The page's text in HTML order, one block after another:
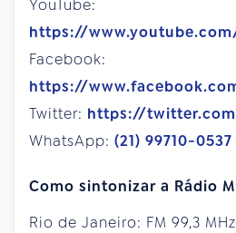
YouTube:
https://
Facebook:
https://
Twitter: https://
WhatsApp: (21) 99710-0537
Como sintonizar a Rádio
Rio de Janeiro: FM 99,3